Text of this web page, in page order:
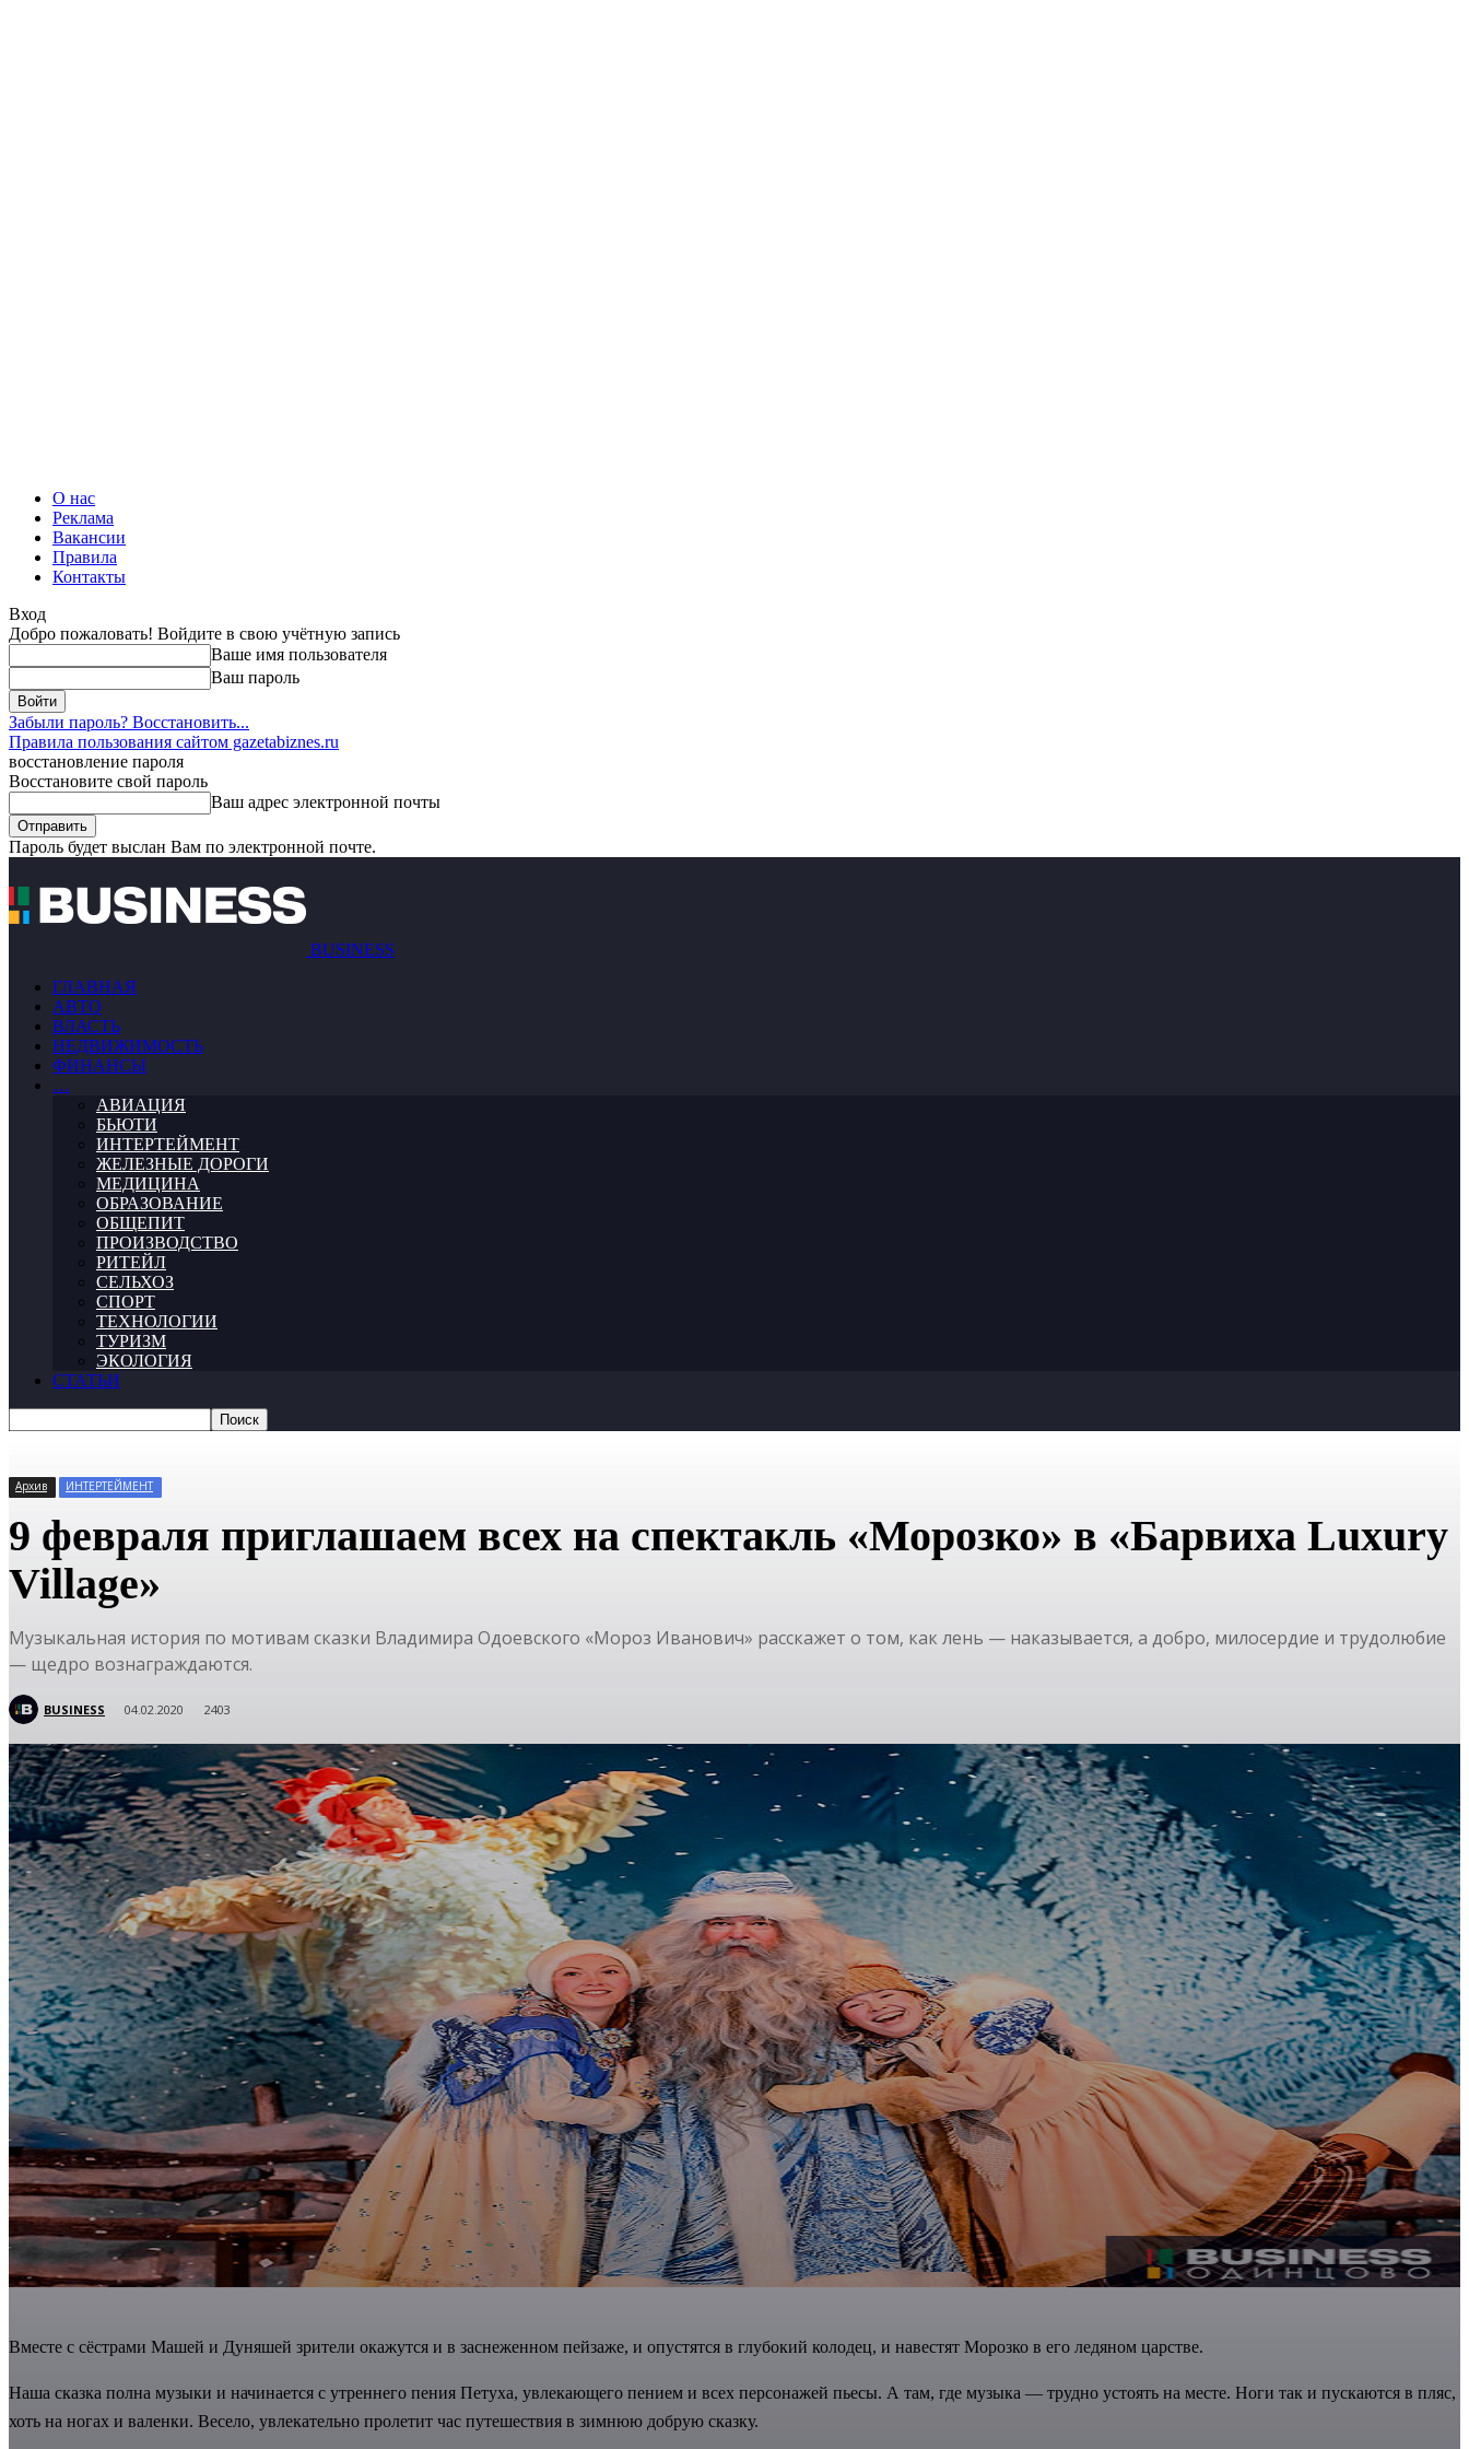
О нас
Реклама
Вакансии
Правила
Контакты
Вход
Добро пожаловать! Войдите в свою учётную запись
Ваше имя пользователя
Ваш пароль
Забыли пароль? Восстановить...
Правила пользования сайтом gazetabiznes.ru
восстановление пароля
Восстановите свой пароль
Ваш адрес электронной почты
Пароль будет выслан Вам по электронной почте.
BUSINESS
ГЛАВНАЯ
АВТО
ВЛАСТЬ
НЕДВИЖИМОСТЬ
ФИНАНСЫ
…
АВИАЦИЯ
БЬЮТИ
ИНТЕРТЕЙМЕНТ
ЖЕЛЕЗНЫЕ ДОРОГИ
МЕДИЦИНА
ОБРАЗОВАНИЕ
ОБЩЕПИТ
ПРОИЗВОДСТВО
РИТЕЙЛ
СЕЛЬХОЗ
СПОРТ
ТЕХНОЛОГИИ
ТУРИЗМ
ЭКОЛОГИЯ
СТАТЬИ
Архив ИНТЕРТЕЙМЕНТ
9 февраля приглашаем всех на спектакль «Морозко» в «Барвиха Luxury
Village»
Музыкальная история по мотивам сказки Владимира Одоевского «Мороз Иванович» расскажет о том, как лень — наказывается, а добро, милосердие и трудолюбие
— щедро вознаграждаются.
BUSINESS 04.02.2020 2403
Вместе с сёстрами Машей и Дуняшей зрители окажутся и в заснеженном пейзаже, и опустятся в глубокий колодец, и навестят Морозко в его ледяном царстве.
Наша сказка полна музыки и начинается с утреннего пения Петуха, увлекающего пением и всех персонажей пьесы. А там, где музыка — трудно устоять на месте. Ноги так и пускаются в пляс,
хоть на ногах и валенки. Весело, увлекательно пролетит час путешествия в зимнюю добрую сказку.